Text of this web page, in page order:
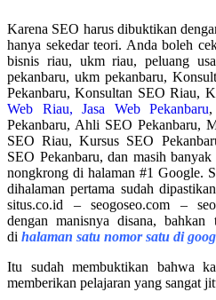
Karena SEO harus dibuktikan
hanya sekedar teori. Anda boleh
bisnis riau, ukm riau, peluang
pekanbaru, ukm pekanbaru,
Pekanbaru, Konsultan SEO Riau,
Web Riau, Jasa Web Pekanbaru
Pekanbaru, Ahli SEO Pekanbaru,
SEO Riau, Kursus SEO
SEO Pekanbaru, dan masih
nongkrong di halaman #1 Google.
dihalaman pertama sudah
situs.co.id – seogoseo.com –
dengan manisnya disana,
di halaman satu nomor satu di
Itu sudah membuktikan bahwa
memberikan pelajaran yang sangat